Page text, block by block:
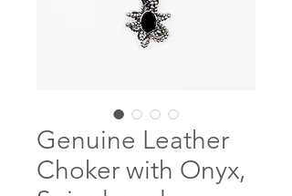
Genuine Leather
Choker with Onyx,